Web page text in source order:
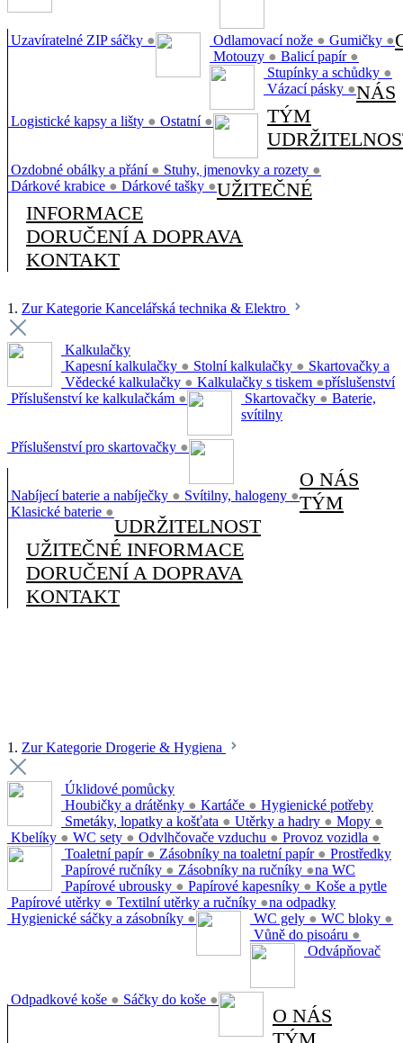
Uzavíratelné ZIP sáčky ● Odlamovací nože ● Gumičky ●
Motouzy ● Balicí papír ●
Stupínky a schůdky ●
Vázací pásky ●
Logistické kapsy a lišty ● Ostatní ●
Ozdobné obálky a přání ● Stuhy, jmenovky a rozety ●
Dárkové krabice ● Dárkové tašky ●
NÁS
TÝM
UŽITEČNÉ
INFORMACE
DORUČENÍ A DOPRAVA
KONTAKT
1. Zur Kategorie Kancelářská technika & Elektro
Kalkulačky
Kapesní kalkulačky ● Stolní kalkulačky ●
Vědecké kalkulačky ● Kalkulačky s tiskem ●
Příslušenství ke kalkulačkám ●
Skartovačky a
příslušenství
Skartovačky ●
Příslušenství pro skartovačky ●
Baterie,
svítilny
Nabíjecí baterie a nabíječky ● Svítilny, halogeny ●
Klasické baterie ●
O NÁS
TÝM
UDRŽITELNOST
UŽITEČNÉ INFORMACE
DORUČENÍ A DOPRAVA
KONTAKT
1. Zur Kategorie Drogerie & Hygiena
Úklidové pomůcky
Houbičky a drátěnky ● Kartáče ●
Smetáky, lopatky a košťata ● Utěrky a hadry ● Mopy ●
Kbelíky ● WC sety ● Odvlhčovače vzduchu ● Provoz vozidla ●
Hygienické potřeby
Toaletní papír ● Zásobníky na toaletní papír ●
Papírové ručníky ● Zásobníky na ručníky ●
Papírové ubrousky ● Papírové kapesníky ●
Papírové utěrky ● Textilní utěrky a ručníky ●
Hygienické sáčky a zásobníky ●
Prostředky
na WC
WC gely ● WC bloky ●
Vůně do pisoáru ●
Koše a pytle
na odpadky
Odpadkové koše ● Sáčky do koše ●
Odvápňovač
O NÁS